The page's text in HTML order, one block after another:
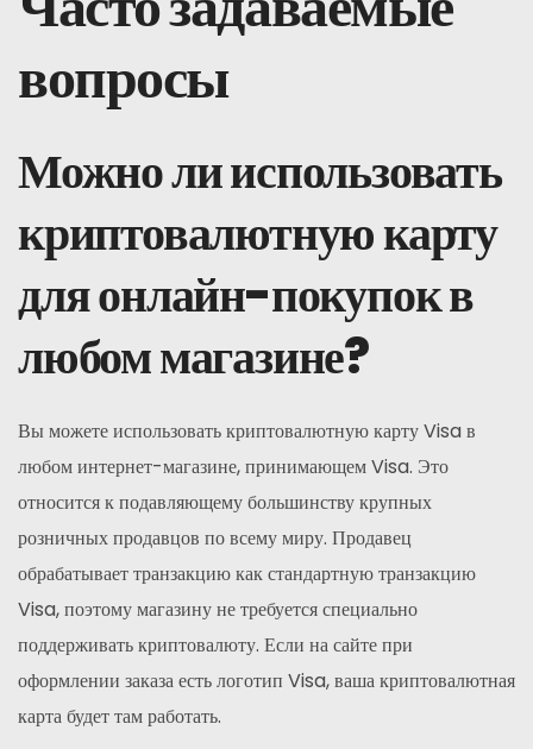
вопросы
Можно ли использовать
криптовалютную карту
для онлайн-покупок в
любом магазине?
Вы можете использовать криптовалютную карту Visa в
любом интернет-магазине, принимающем Visa. Это
относится к подавляющему большинству крупных
розничных продавцов по всему миру. Продавец
обрабатывает транзакцию как стандартную транзакцию
Visa, поэтому магазину не требуется специально
поддерживать криптовалюту. Если на сайте при
оформлении заказа есть логотип Visa, ваша криптовалютная
карта будет там работать.